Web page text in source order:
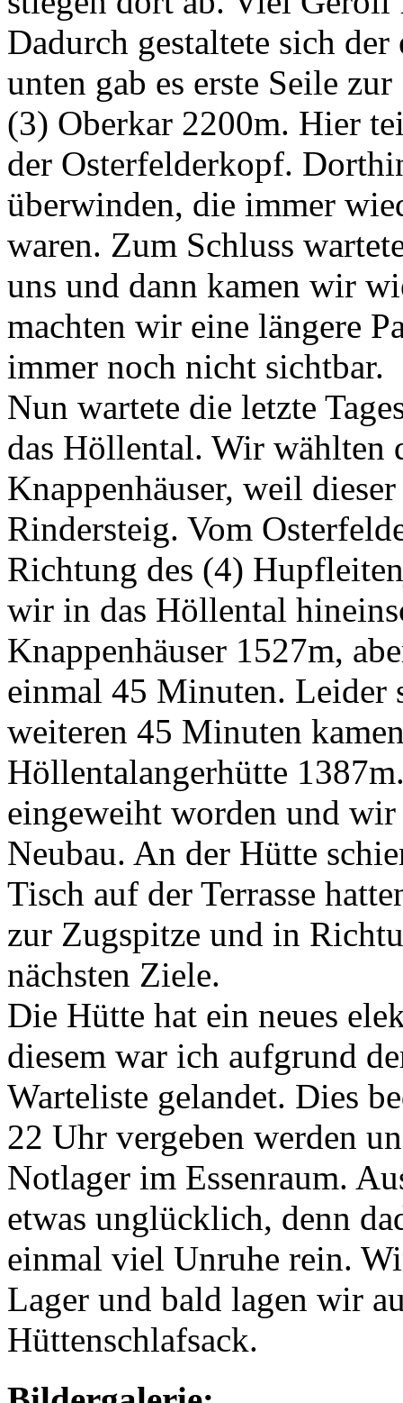
Dadurch gestaltete sich
unten gab es erste Seile
(3) Oberkar 2200m. Hier
der Osterfelderkopf.
überwinden, die immer
waren. Zum Schluss
uns und dann kamen wir
machten wir eine längere
immer noch nicht sichtbar.
Nun wartete die letzte
das Höllental. Wir wählten
Knappenhäuser, weil
Rindersteig. Vom
Richtung des (4)
wir in das Höllental
Knappenhäuser 1527m,
einmal 45 Minuten. Leider
weiteren 45 Minuten
Höllentalangerhütte
eingeweiht worden und
Neubau. An der Hütte
Tisch auf der Terrasse
zur Zugspitze und in
nächsten Ziele.
Die Hütte hat ein neues
diesem war ich aufgrund
Warteliste gelandet. Dies
22 Uhr vergeben werden
Notlager im Essenraum.
etwas unglücklich, denn
einmal viel Unruhe rein.
Lager und bald lagen wir
Hüttenschlafsack.